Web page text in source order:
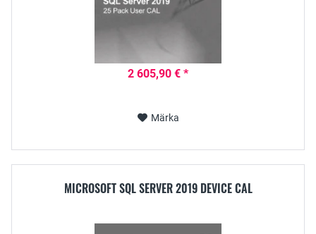
2 605,90 € *
Märka
MICROSOFT SQL SERVER 2019 DEVICE CAL